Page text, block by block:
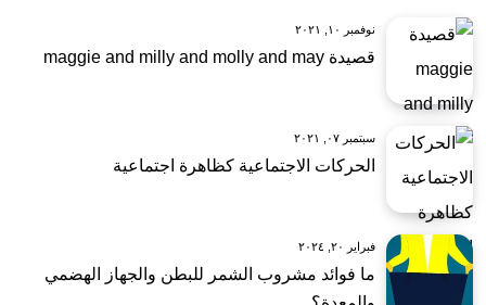
نوفمبر ١٠, ٢٠٢١
قصيدة maggie and milly and molly and may
سبتمبر ٠٧, ٢٠٢١
الحركات الاجتماعية كظاهرة اجتماعية
فبراير ٢٠, ٢٠٢٤
ما فوائد مشروب الشمر للبطن والجهاز الهضمي